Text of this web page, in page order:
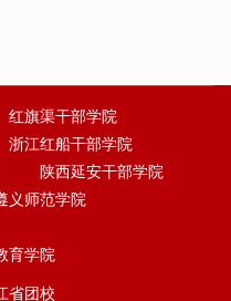
红旗渠干部学院
浙江红船干部学院
陕西延安干部学院
义师范学院
育学院
省团校